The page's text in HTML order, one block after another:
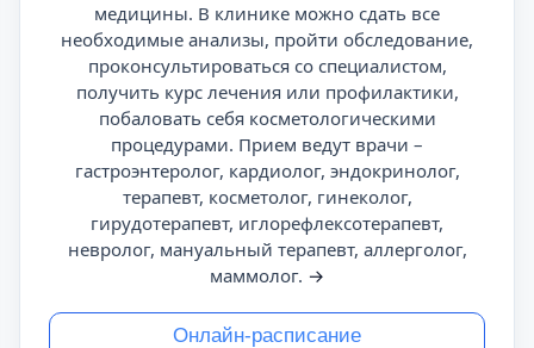
медицины. В клинике можно сдать все
необходимые анализы, пройти обследование,
проконсультироваться со специалистом,
получить курс лечения или профилактики,
побаловать себя косметологическими
процедурами. Прием ведут врачи –
гастроэнтеролог, кардиолог, эндокринолог,
терапевт, косметолог, гинеколог,
гирудотерапевт, иглорефлексотерапевт,
невролог, мануальный терапевт, аллерголог,
маммолог. →
Онлайн-расписание